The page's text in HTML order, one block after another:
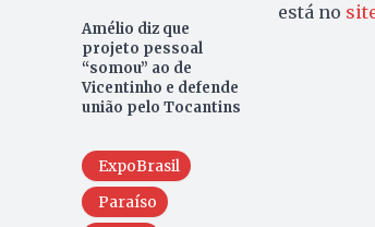
Amélio diz que
projeto pessoal
“somou” ao de
Vicentinho e defende
união pelo Tocantins
ExpoBrasil
Paraíso
está no